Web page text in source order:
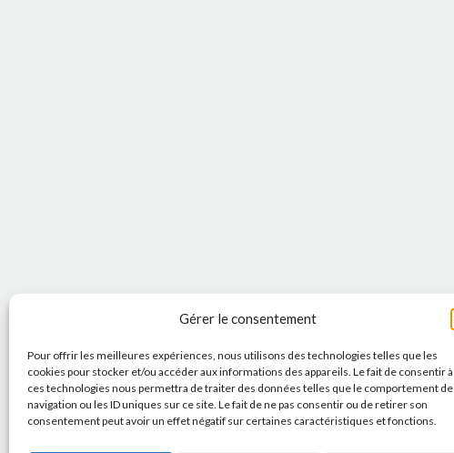
Gérer le consentement
Pour offrir les meilleures expériences, nous utilisons des technologies telles que les
cookies pour stocker et/ou accéder aux informations des appareils. Le fait de consentir à
ces technologies nous permettra de traiter des données telles que le comportement de
navigation ou les ID uniques sur ce site. Le fait de ne pas consentir ou de retirer son
consentement peut avoir un effet négatif sur certaines caractéristiques et fonctions.